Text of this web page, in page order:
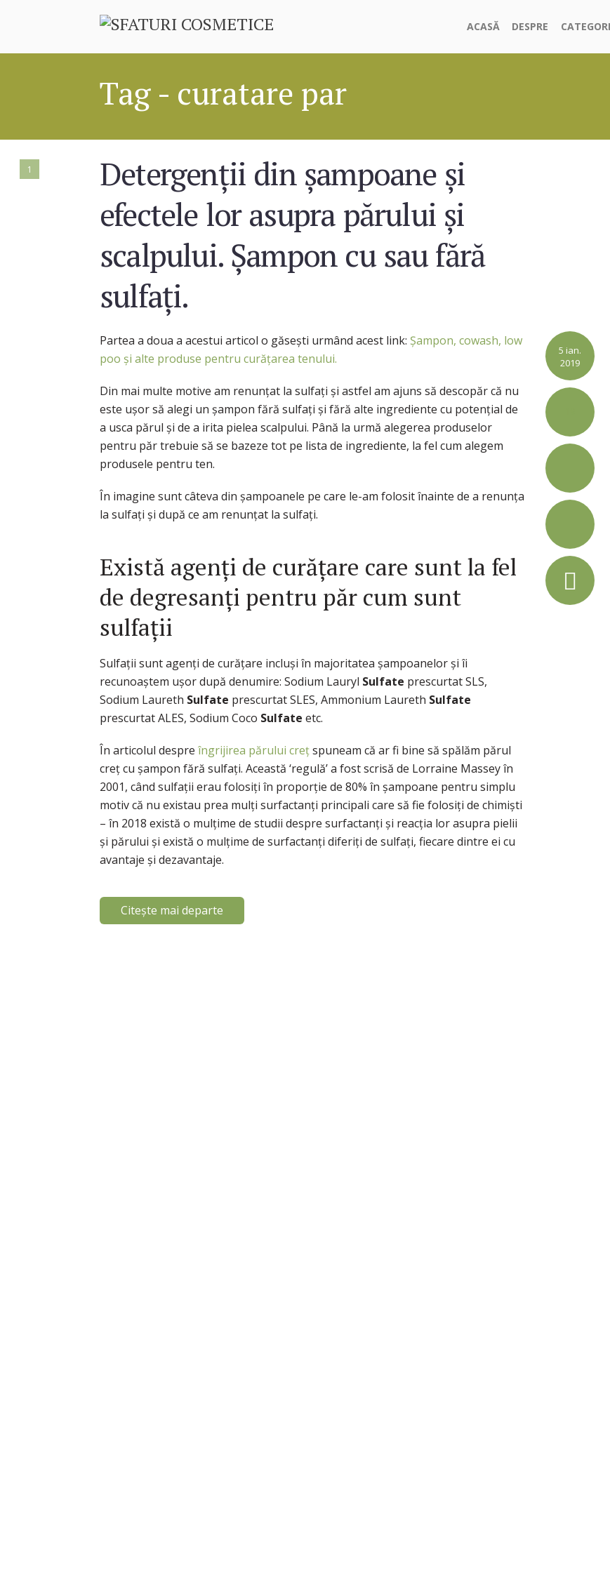
ACASĂ DESPRE
Tag - curatare par
1
Detergenții din șampoane și
efectele lor asupra părului și
scalpului. Șampon cu sau fără
sulfați.
5 ian.
2019
Partea a doua a acestui articol o găsești urmând acest link: Șampon, cowash, low
poo și alte produse pentru curățarea tenului.
Din mai multe motive am renunțat la sulfați și astfel am ajuns să descopăr că nu
este ușor să alegi un șampon fără sulfați și fără alte ingrediente cu potențial de
a usca părul și de a irita pielea scalpului. Până la urmă alegerea produselor
pentru păr trebuie să se bazeze tot pe lista de ingrediente, la fel cum alegem
produsele pentru ten.
În imagine sunt câteva din șampoanele pe care le-am folosit înainte de a renunța
la sulfați și după ce am renunțat la sulfați.
Există agenți de curățare care sunt la fel
de degresanți pentru păr cum sunt
sulfații
Sulfații sunt agenți de curățare incluși în majoritatea șampoanelor și îi
recunoaștem ușor după denumire: Sodium Lauryl Sulfate prescurtat SLS,
Sodium Laureth Sulfate prescurtat SLES, Ammonium Laureth Sulfate
prescurtat ALES, Sodium Coco Sulfate etc.
În articolul despre îngrijirea părului crețspuneam că ar fi bine să spălăm părul
creț cu șampon fără sulfați. Această ‘regulă’ a fost scrisă de Lorraine Massey în
2001, când sulfații erau folosiți în proporție de 80% în șampoane pentru simplu
motiv că nu existau prea mulți surfactanți principali care să fie folosiți de chimiști
– în 2018 există o mulțime de studii despre surfactanți și reacția lor asupra pielii
și părului și există o mulțime de surfactanți diferiți de sulfați, fiecare dintre ei cu
avantaje și dezavantaje.
Citește mai departe